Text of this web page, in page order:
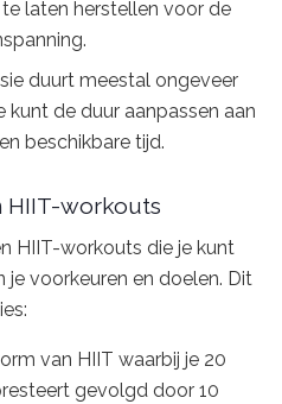
laten herstellen voor de
duurt meestal ongeveer
kunt de duur aanpassen aan
beschikbare tijd.
HIIT-workouts
HIIT-workouts die je kunt
je voorkeuren en doelen. Dit
van HIIT waarbij je 20
gevolgd door 10